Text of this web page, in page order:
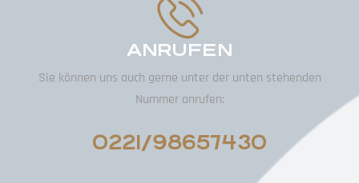
ANRUFEN
Sie können uns auch gerne unter der unten stehenden
Nummer anrufen:
0221/98657430